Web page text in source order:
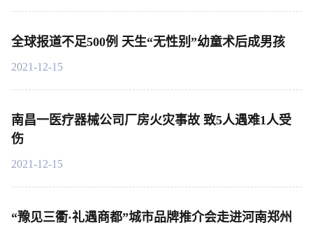
全球报道不足500例 天生“无性别”幼童术后成男孩
2021-12-15
南昌一医疗器械公司厂房火灾事故 致5人遇难1人受
伤
2021-12-15
“豫见三衢·礼遇商都”城市品牌推介会走进河南郑州